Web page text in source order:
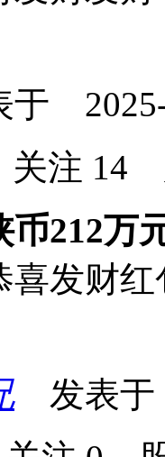
2025-
注 14
币212万
喜发财
发表于